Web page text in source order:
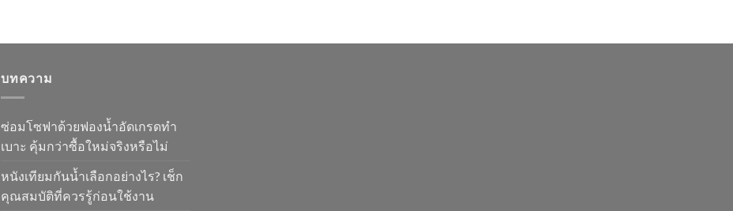
บทความ
ซ่อมโซฟาด้วยฟองน้ำอัดเกรดทำ
เบาะ คุ้มกว่าซื้อใหม่จริงหรือไม่
หนังเทียมกันน้ำเลือกอย่างไร? เช็ก
คุณสมบัติที่ควรรู้ก่อนใช้งาน